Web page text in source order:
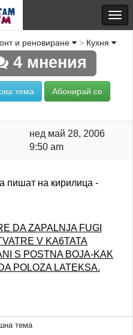
и реновиране Кухня
4 мнения
тема Абонирай се
нед май 28, 2006
9:50 am
пишат на кирилица -
DA ZAPALNJA FUGI
V KA6TATA
S POSTNA BOJA-KAK
POLOZA LATEKSA.
тема